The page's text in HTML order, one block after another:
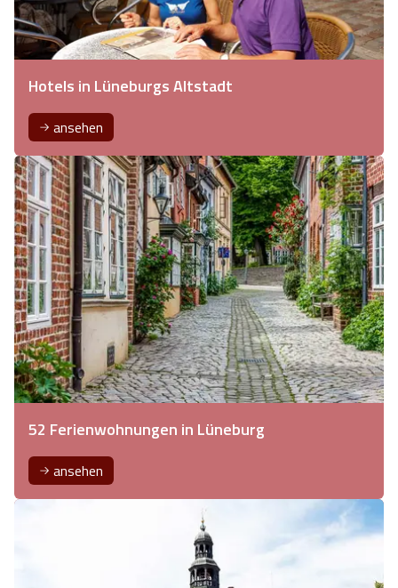
Hotels in Lüneburgs Altstadt
ansehen
52 Ferienwohnungen in Lüneburg
ansehen